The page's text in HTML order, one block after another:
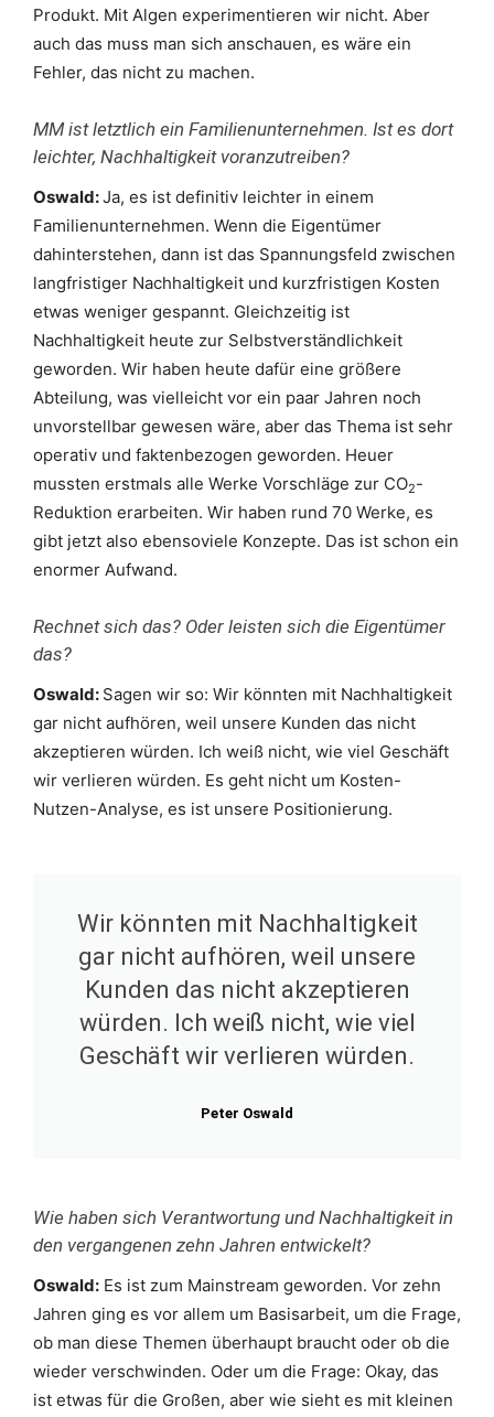
Produkt. Mit Algen experimentieren wir nicht. Aber
auch das muss man sich anschauen, es wäre ein
Fehler, das nicht zu machen.
MM ist letztlich ein Familienunternehmen. Ist es dort
leichter, Nachhaltigkeit voranzutreiben?
Oswald:Ja, es ist definitiv leichter in einem
Familienunternehmen. Wenn die Eigentümer
dahinterstehen, dann ist das Spannungsfeld zwischen
langfristiger Nachhaltigkeit und kurzfristigen Kosten
etwas weniger gespannt. Gleichzeitig ist
Nachhaltigkeit heute zur Selbstverständlichkeit
geworden. Wir haben heute dafür eine größere
Abteilung, was vielleicht vor ein paar Jahren noch
unvorstellbar gewesen wäre, aber das Thema ist sehr
operativ und faktenbezogen geworden. Heuer
mussten erstmals alle Werke Vorschläge zur CO2-
Reduktion erarbeiten. Wir haben rund 70 Werke, es
gibt jetzt also ebensoviele Konzepte. Das ist schon ein
enormer Aufwand.
Rechnet sich das? Oder leisten sich die Eigentümer
das?
Oswald: Sagen wir so: Wir könnten mit Nachhaltigkeit
gar nicht aufhören, weil unsere Kunden das nicht
akzeptieren würden. Ich weiß nicht, wie viel Geschäft
wir verlieren würden. Es geht nicht um Kosten-
Nutzen-Analyse, es ist unsere Positionierung.
Wir könnten mit Nachhaltigkeit
gar nicht aufhören, weil unsere
Kunden das nicht akzeptieren
würden. Ich weiß nicht, wie viel
Geschäft wir verlieren würden.
Peter Oswald
Wie haben sich Verantwortung und Nachhaltigkeit in
den vergangenen zehn Jahren entwickelt?
Oswald: Es ist zum Mainstream geworden. Vor zehn
Jahren ging es vor allem um Basisarbeit, um die Frage,
ob man diese Themen überhaupt braucht oder ob die
wieder verschwinden. Oder um die Frage: Okay, das
ist etwas für die Großen, aber wie sieht es mit kleinen